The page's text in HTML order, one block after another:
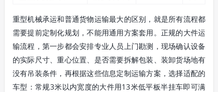
重型机械承运和普通货物运输最大的区别，就是所有流程都
需要提前定制化规划，不能用通用方案套用。正规的大件运
输流程，第一步都会安排专业人员上门勘测，现场确认设备
的实际尺寸、重心位置、是否需要拆解包装、装卸货场地有
没有吊装条件，再根据这些信息定制运输方案，选择适配的
车型：常规3米以内宽度的大件用13米低平板半挂车即可满